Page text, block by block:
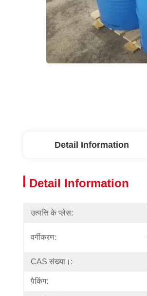
Detail Information
Detail Information
उत्पत्ति के प्लेस:
वर्गीकरण:
CAS संख्या।:
पैकिंग: